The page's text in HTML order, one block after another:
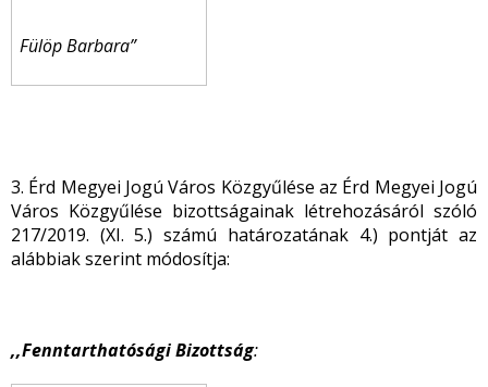
Fülöp Barbara”
3. Érd Megyei Jogú Város Közgyűlése az Érd Megyei Jogú
Város Közgyűlése bizottságainak létrehozásáról szóló
217/2019. (XI. 5.) számú határozatának 4.) pontját az
alábbiak szerint módosítja:
,,Fenntarthatósági Bizottság: